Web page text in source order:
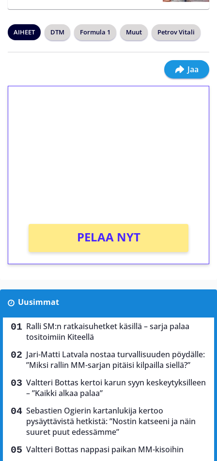
AIHEET DTM Formula 1 Muut Petrov Vitali
Jaa
PELAA NYT
Uusimmat
Ralli SM:n ratkaisuhetket käsillä – sarja palaa
tositoimiin Kiteellä
Jari-Matti Latvala nostaa turvallisuuden pöydälle:
”Miksi rallin MM-sarjan pitäisi kilpailla siellä?”
Valtteri Bottas kertoi karun syyn keskeytyksilleen
– ”Kaikki alkaa palaa”
Sebastien Ogierin kartanlukija kertoo
pysäyttävistä hetkistä: ”Nostin katseeni ja näin
suuret puut edessämme”
Valtteri Bottas nappasi paikan MM-kisoihin